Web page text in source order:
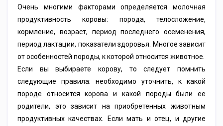
Очень многими факторами определяется молочная
продуктивность коровы: порода, телосложение,
кормление, возраст, период последнего осеменения,
период лактации, показатели здоровья. Многое зависит
от особенностей породы, к которой относится животное.
Если вы выбираете корову, то следует помнить
следующие правила: необходимо уточнить, к какой
породе относится корова и какой породы были ее
родители, это зависит на приобретенных животным
продуктивных качествах. Если мать и отец, и другие